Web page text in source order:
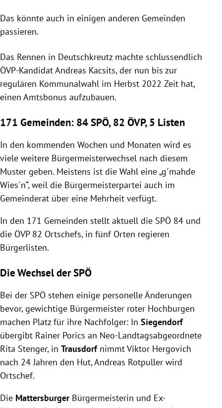
Das könnte auch in einigen anderen Gemeinden
passieren.
Das Rennen in Deutschkreutz machte schlussendlich
ÖVP-Kandidat Andreas Kacsits, der nun bis zur
regulären Kommunalwahl im Herbst 2022 Zeit hat,
einen Amtsbonus aufzubauen.
171 Gemeinden: 84 SPÖ, 82 ÖVP, 5 Listen
In den kommenden Wochen und Monaten wird es
viele weitere Bürgermeisterwechsel nach diesem
Muster geben. Meistens ist die Wahl eine „g´mahde
Wies´n“, weil die Bürgermeisterpartei auch im
Gemeinderat über eine Mehrheit verfügt.
In den 171 Gemeinden stellt aktuell die SPÖ 84 und
die ÖVP 82 Ortschefs, in fünf Orten regieren
Bürgerlisten.
Die Wechsel der SPÖ
Bei der SPÖ stehen einige personelle Änderungen
bevor, gewichtige Bürgermeister roter Hochburgen
machen Platz für ihre Nachfolger: In Siegendorf
übergibt Rainer Porics an Neo-Landtagsabgeordnete
Rita Stenger, in Trausdorf nimmt Viktor Hergovich
nach 24 Jahren den Hut, Andreas Rotpuller wird
Ortschef.
Die Mattersburger Bürgermeisterin und Ex-